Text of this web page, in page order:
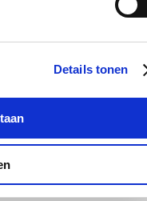
Details tonen
Criminologieop
beslag worden
voor
en